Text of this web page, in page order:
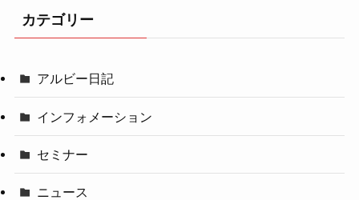
カテゴリー
アルビー日記
インフォメーション
セミナー
ニュース